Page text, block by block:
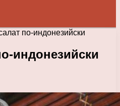
по-индонезийски
индонезийски